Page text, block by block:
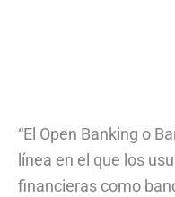
“El Open Banking o
línea en el que los
financieras como